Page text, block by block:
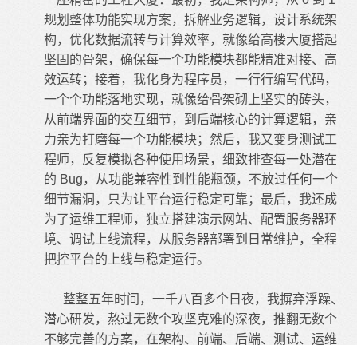
规划整体功能实现方案，拆解业务逻辑，设计系统架
构，优化数据流转与计算效率，就像给高楼大厦搭起
坚固的骨架，确保每一个功能模块都能精准对接、高
效运转；接着，我化身为程序员，一行行编写代码，
一个个功能落地实现，就像给骨架砌上坚实的砖头，
从前端界面的交互细节，到后端核心的计算逻辑，亲
力亲为打磨每一个功能模块；然后，我又变身测试工
程师，反复模拟各种使用场景，细致排查每一处潜在
的 Bug，从功能兼容性到性能瓶颈，不放过任何一个
细节漏洞，只为让平台运行稳定可靠；最后，我还成
为了运维工程师，独立搭建演示网站、配置服务器环
境、调试上线流程，从服务器部署到日常维护，全程
把控平台的上线与稳定运行。
整整五年时间，一千八百多个日夜，我摒弃浮躁、
潜心研发，熬过无数个攻坚克难的深夜，推翻无数个
不够完善的方案，在架构、前端、后端、测试、运维